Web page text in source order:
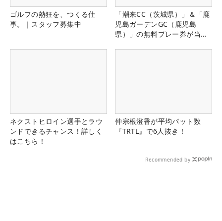
ゴルフの熱狂を、つくる仕
事。｜スタッフ募集中
「潮来CC（茨城県）」＆「鹿
児島ガーデンGC（鹿児島
県）」の無料プレー券が当た
ネクストヒロイン選手とラウ
ンドできるチャンス！詳しく
はこちら！
仲宗根澄香が平均パット数
『TRTL』で6人抜き！
Recommended by